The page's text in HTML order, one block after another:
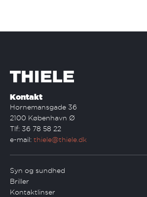
Kontakt
Hornemansgade 36
2100 København Ø
Tlf: 36 78 58 22
e-mail: thiele@thiele.dk
Syn og sundhed
Briller
Kontaktlinser